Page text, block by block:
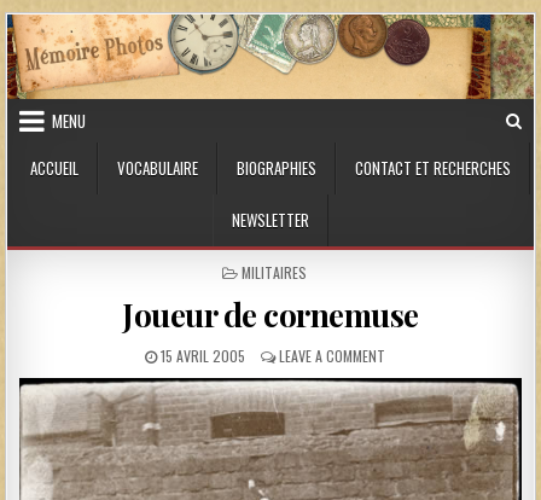
Skip to content
MENU
ACCUEIL
VOCABULAIRE BIOGRAPHIES CONTACT ET RECHERCHES
NEWSLETTER
POSTED IN
MILITAIRES
Joueur de cornemuse
PUBLISHED DATE:
15 AVRIL 2005 LEAVE A COMMENTON JOUEUR DE